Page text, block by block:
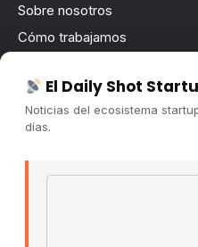
Sobre nosotros
Cómo trabajamos
Contacto
Publicidad
El Daily Shot
Noticias del ecosistema
días.